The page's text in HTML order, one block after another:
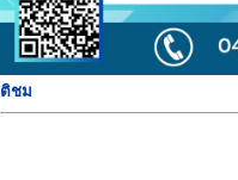
ติชม